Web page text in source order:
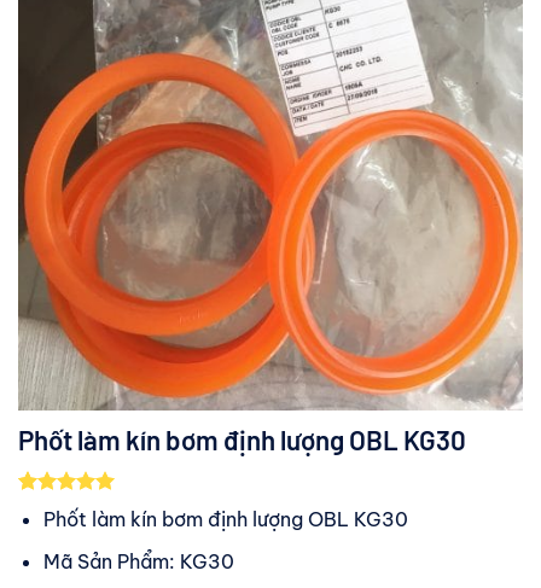
Phốt làm kín bơm định lượng OBL KG30
5.00trên 5
dựa trên
Phốt làm kín bơm định lượng OBL KG30
Mã Sản Phẩm: KG30